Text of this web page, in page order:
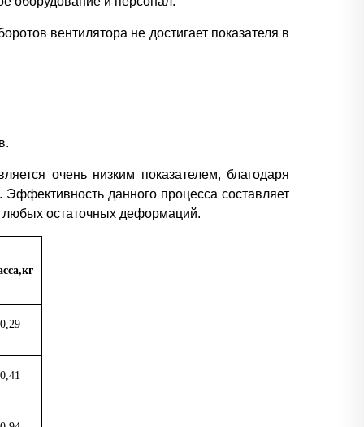
вентилятора не достигает показателя в
очень низким показателем, благодаря
данного процесса составляет
любых остаточных деформаций.
0,29
0,41